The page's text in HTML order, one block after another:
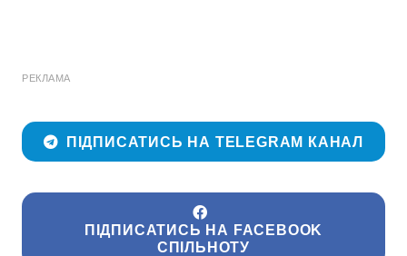
РЕКЛАМА
ПІДПИСАТИСЬ НА TELEGRAM КАНАЛ
ПІДПИСАТИСЬ НА FACEBOOK
СПІЛЬНОТУ